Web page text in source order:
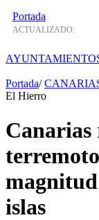
Portada
ACTUALIZADO:
Portada/
El Hierro
Canarias
islas